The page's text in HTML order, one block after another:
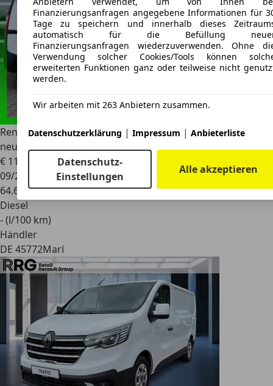
RenaultKangoo *Behördenfahrzeug*TÜV und Inspektion
neu*Kl
€ 11.870
09/2020
64.630 km
Diesel
- (l/100 km)
Händler
DE 45772Marl
Finanzierungsanfragen angegebene Informationen für
Tage zu speichern und innerhalb dieses
automatisch für die Befüllung
Finanzierungsanfragen wiederzuverwenden. Ohne
Verwendung solcher Cookies/Tools können
erweiterten Funktionen ganz oder teilweise nicht
werden.
Wir arbeiten mit 263 Anbietern zusammen.
Datenschutzerklärung | Impressum | Anbieterliste
Datenschutz-
Einstellungen
Alle akzeptieren